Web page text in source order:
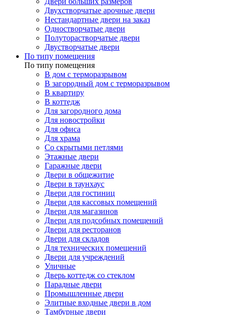
Двухстворчатые арочные двери
Нестандартные двери на заказ
Одностворчатые двери
Полуторастворчатые двери
Двустворчатые двери
По типу помещения
По типу помещения
В дом с терморазрывом
В загородный дом с терморазрывом
В квартиру
В коттедж
Для загородного дома
Для новостройки
Для офиса
Для храма
Со скрытыми петлями
Этажные двери
Гаражные двери
Двери в общежитие
Двери в таунхаус
Двери для гостиниц
Двери для кассовых помещений
Двери для магазинов
Двери для подсобных помещений
Двери для ресторанов
Двери для складов
Для технических помещений
Двери для учреждений
Уличные
Дверь коттедж со стеклом
Парадные двери
Промышленные двери
Элитные входные двери в дом
Тамбурные двери